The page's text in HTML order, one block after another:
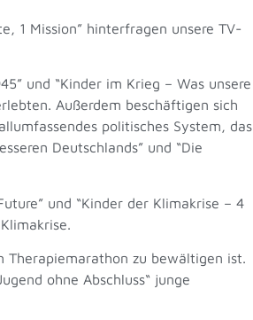
1 Mission” hinterfragen unsere TV-
und “Kinder im Krieg – Was unsere
Außerdem beschäftigen sich
politisches System, das
Deutschlands” und “Die
und “Kinder der Klimakrise – 4
zu bewältigen ist.
ohne Abschluss“ junge